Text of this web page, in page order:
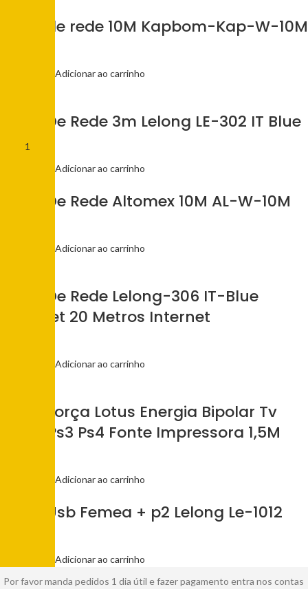
Cabo de rede 10M Kapbom-Kap-W-10M
Adicionar ao carrinho
Cabo De Rede 3m Lelong LE-302 IT Blue
6,00
Adicionar ao carrinho
Cabo De Rede Altomex 10M AL-W-10M
Adicionar ao carrinho
Cabo De Rede Lelong-306 IT-Blue
Ethernet 20 Metros Internet
Adicionar ao carrinho
Cabo Força Lotus Energia Bipolar Tv
Radio Ps3 Ps4 Fonte Impressora 1,5M
Adicionar ao carrinho
Cabo Usb Femea + p2 Lelong Le-1012
Adicionar ao carrinho
Por favor manda pedidos 1 dia útil e fazer pagamento entra nos contas